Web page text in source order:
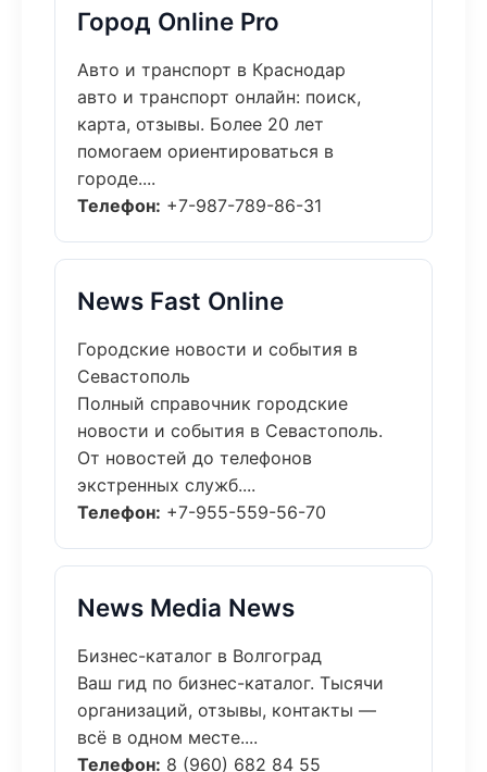
Город Online Pro
Авто и транспорт в Краснодар
авто и транспорт онлайн: поиск,
карта, отзывы. Более 20 лет
помогаем ориентироваться в
городе....
Телефон: +7-987-789-86-31
News Fast Online
Городские новости и события в
Севастополь
Полный справочник городские
новости и события в Севастополь.
От новостей до телефонов
экстренных служб....
Телефон: +7-955-559-56-70
News Media News
Бизнес-каталог в Волгоград
Ваш гид по бизнес-каталог. Тысячи
организаций, отзывы, контакты —
всё в одном месте....
Телефон: 8 (960) 682 84 55